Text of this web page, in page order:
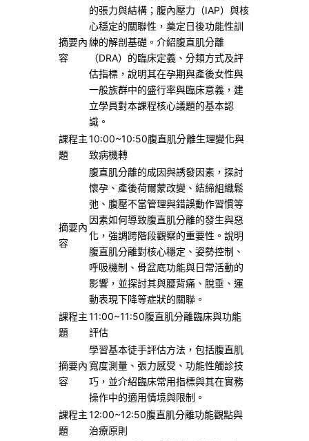
摘要內
容
的張力與結構；腹內壓力（IAP）與核
心穩定的關聯性，奠定日後功能性訓
練的解剖基礎。介紹腹直肌分離
（DRA）的臨床定義、分類方式及評
估指標，說明其在孕期與產後女性與
一般族群中的盛行率與臨床意義，建
立學員對本課程核心議題的基本認
識。
課程主
題
10:00~10:50腹直肌分離生理變化與
致病機轉
摘要內
容
腹直肌分離的成因與誘發因素，探討
懷孕、產後荷爾蒙改變、結締組織鬆
弛、腹壓不當管理與錯誤動作習慣等
因素如何導致腹直肌分離的發生與惡
化，強調跨階段觀察的重要性。說明
腹直肌分離對核心穩定、姿勢控制、
呼吸機制、骨盆底功能與日常活動的
影響，並探討其與腰背痛、脫垂、運
動表現下降等症狀的關聯。
課程主
題
11:00~11:50腹直肌分離臨床與功能
評估
摘要內
容
學習基本徒手評估方法，包括腹直肌
寬度測量、張力感受、功能性觸診技
巧，並介紹臨床常用指標與其在實務
操作中的適用情境與限制。
課程主
題
12:00~12:50腹直肌分離功能觀點與
治療原則